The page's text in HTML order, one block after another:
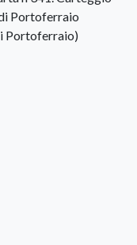
Portoferraio
Portoferraio)